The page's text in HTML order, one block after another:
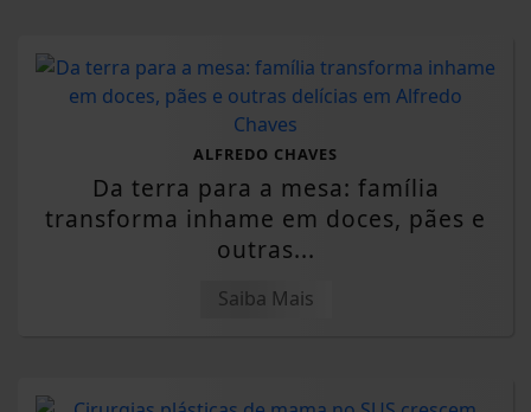
ALFREDO CHAVES
Da terra para a mesa: família
transforma inhame em doces, pães e
outras...
Saiba Mais